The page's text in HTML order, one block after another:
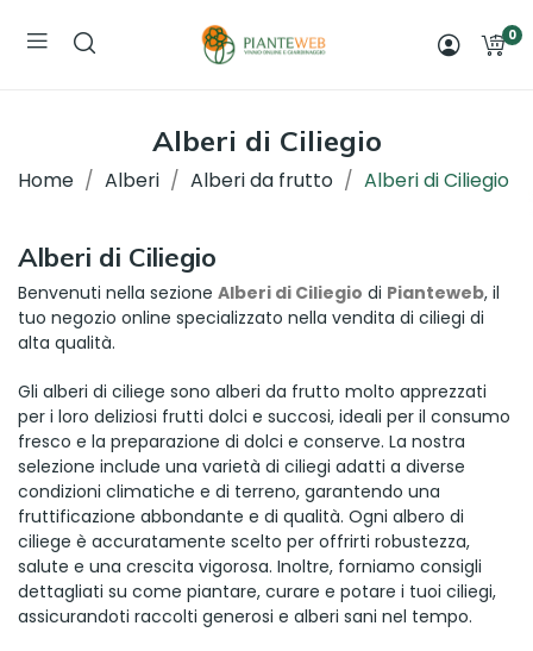
0
Alberi di Ciliegio
Home Alberi Alberi da frutto Alberi di Ciliegio
Alberi di Ciliegio
Benvenuti nella sezione Alberi di Ciliegio di Pianteweb, il
tuo negozio online specializzato nella vendita di ciliegi di
alta qualità.
Gli alberi di ciliege sono alberi da frutto molto apprezzati
per i loro deliziosi frutti dolci e succosi, ideali per il consumo
fresco e la preparazione di dolci e conserve. La nostra
selezione include una varietà di ciliegi adatti a diverse
condizioni climatiche e di terreno, garantendo una
fruttificazione abbondante e di qualità. Ogni albero di
ciliege è accuratamente scelto per offrirti robustezza,
salute e una crescita vigorosa. Inoltre, forniamo consigli
dettagliati su come piantare, curare e potare i tuoi ciliegi,
assicurandoti raccolti generosi e alberi sani nel tempo.